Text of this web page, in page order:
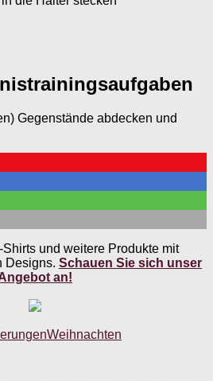
Gegenstände abdecken und
Shirts und weitere Produkte mit
Designs. Schauen Sie sich unser
an!
Weihnachten